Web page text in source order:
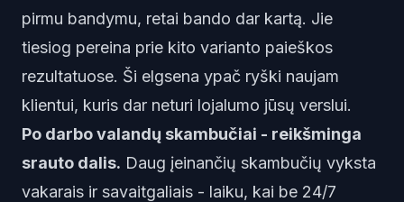
pirmu bandymu, retai bando dar kartą. Jie
tiesiog pereina prie kito varianto paieškos
rezultatuose. Ši elgsena ypač ryški naujam
klientui, kuris dar neturi lojalumo jūsų verslui.
Po darbo valandų skambučiai - reikšminga
srauto dalis. Daug įeinančių skambučių vyksta
vakarais ir savaitgaliais - laiku, kai be 24/7